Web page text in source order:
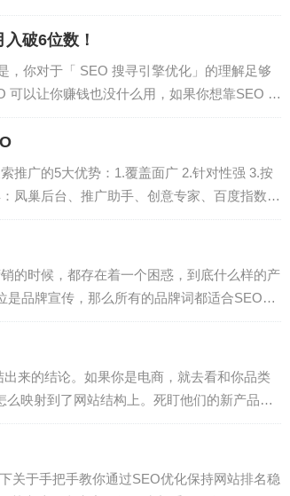
准的seo推广流程是建立一个对搜索引擎友好
破6位数！
，你对于「 SEO 搜寻引擎优化」的理解足够
以让你赚钱也没什么用，如果你想靠SEO 赚
样就有机会靠SEO 赚取一些收入。SEO 是一
推广的5大优势：1.覆盖面广 2.针对性强 3.按
凤巢后台、推广助手、创意专家、百度指数、
意）→I（兴趣）→D（欲求）→M（记得）→A
的时候，都存在着一个困惑，到底什么样的产
品牌宣传，那么所有的品牌词都适合SEO。
就立刻产生询盘或者成交，而仅仅做的是一个
来的结论。如果你是电商，就去看和你品类
映射到了网站结构上。死盯他们的新产品上
在搜索引擎里去验证。临摹到位了，多数情况
关于手把手教你通过SEO优化保持网站排名稳